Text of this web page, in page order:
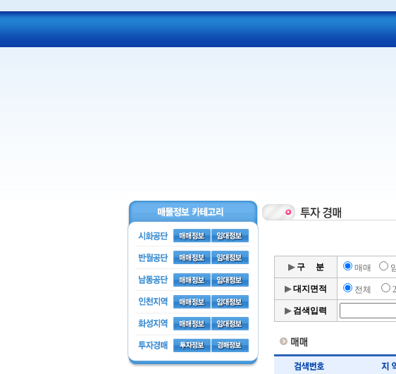
▶ 구 분 매매
▶대지면적 전체
▶ 검색입력